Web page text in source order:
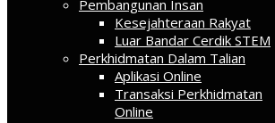
Pembangunan Insan
Kesejahteraan Rakyat
Luar Bandar Cerdik STEM
Perkhidmatan Dalam Talian
Aplikasi Online
Transaksi Perkhidmatan
Online